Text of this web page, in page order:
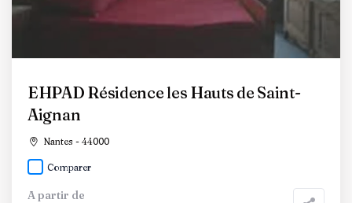
EHPAD Résidence les Hauts de Saint-
Aignan
Nantes - 44000
Comparer
A partir de